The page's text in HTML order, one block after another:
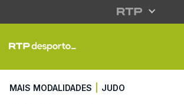
Taís Pina falha
MAIS MODALIDADES JUDO